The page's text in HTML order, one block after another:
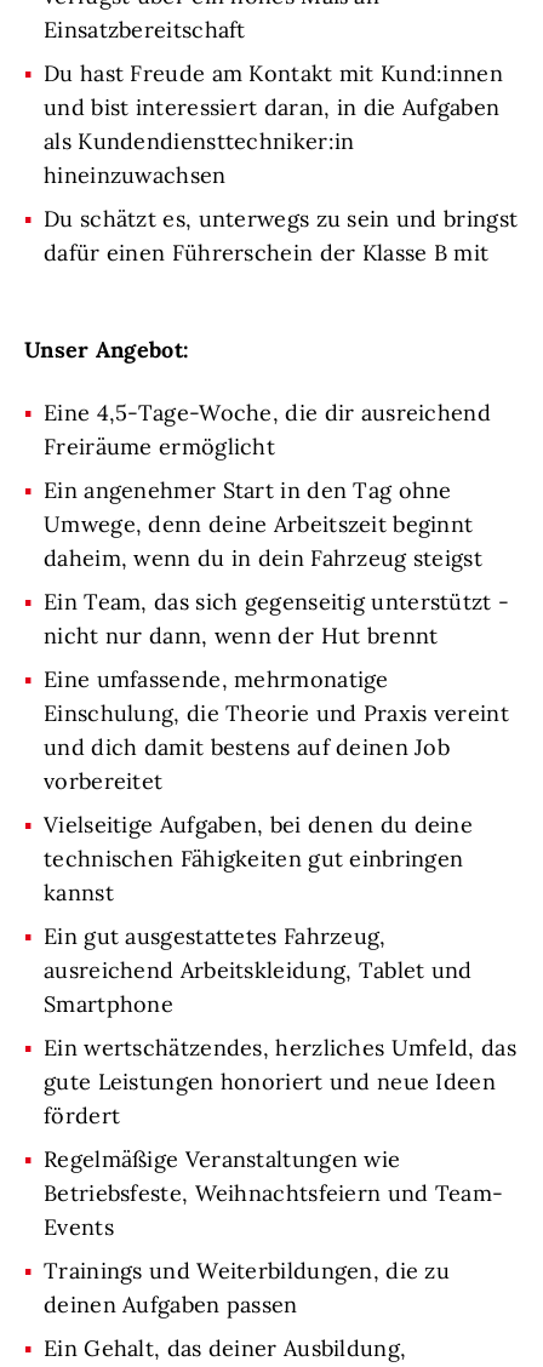
Einsatzbereitschaft
Du hast Freude am Kontakt mit Kund:innen
und bist interessiert daran, in die Aufgaben
als Kundendiensttechniker:in
hineinzuwachsen
Du schätzt es, unterwegs zu sein und bringst
dafür einen Führerschein der Klasse B mit
Unser Angebot:
Eine 4,5-Tage-Woche, die dir ausreichend
Freiräume ermöglicht
Ein angenehmer Start in den Tag ohne
Umwege, denn deine Arbeitszeit beginnt
daheim, wenn du in dein Fahrzeug steigst
Ein Team, das sich gegenseitig unterstützt -
nicht nur dann, wenn der Hut brennt
Eine umfassende, mehrmonatige
Einschulung, die Theorie und Praxis vereint
und dich damit bestens auf deinen Job
vorbereitet
Vielseitige Aufgaben, bei denen du deine
technischen Fähigkeiten gut einbringen
kannst
Ein gut ausgestattetes Fahrzeug,
ausreichend Arbeitskleidung, Tablet und
Smartphone
Ein wertschätzendes, herzliches Umfeld, das
gute Leistungen honoriert und neue Ideen
fördert
Regelmäßige Veranstaltungen wie
Betriebsfeste, Weihnachtsfeiern und Team-
Events
Trainings und Weiterbildungen, die zu
deinen Aufgaben passen
Ein Gehalt, das deiner Ausbildung,